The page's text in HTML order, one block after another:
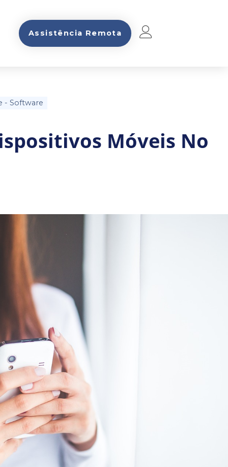
Assistência Remota
-Software
Móveis No